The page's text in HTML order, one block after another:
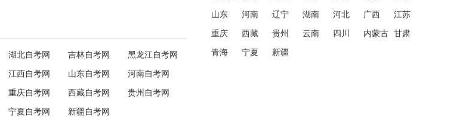
湖北自考网 吉林自考网 黑龙江自考网
江西自考网 山东自考网 河南自考网
重庆自考网 西藏自考网 贵州自考网
宁夏自考网 新疆自考网
山东 河南 辽宁 湖南 河北 广西 江苏
重庆 西藏 贵州 云南 四川 内蒙古 甘肃
青海 宁夏 新疆